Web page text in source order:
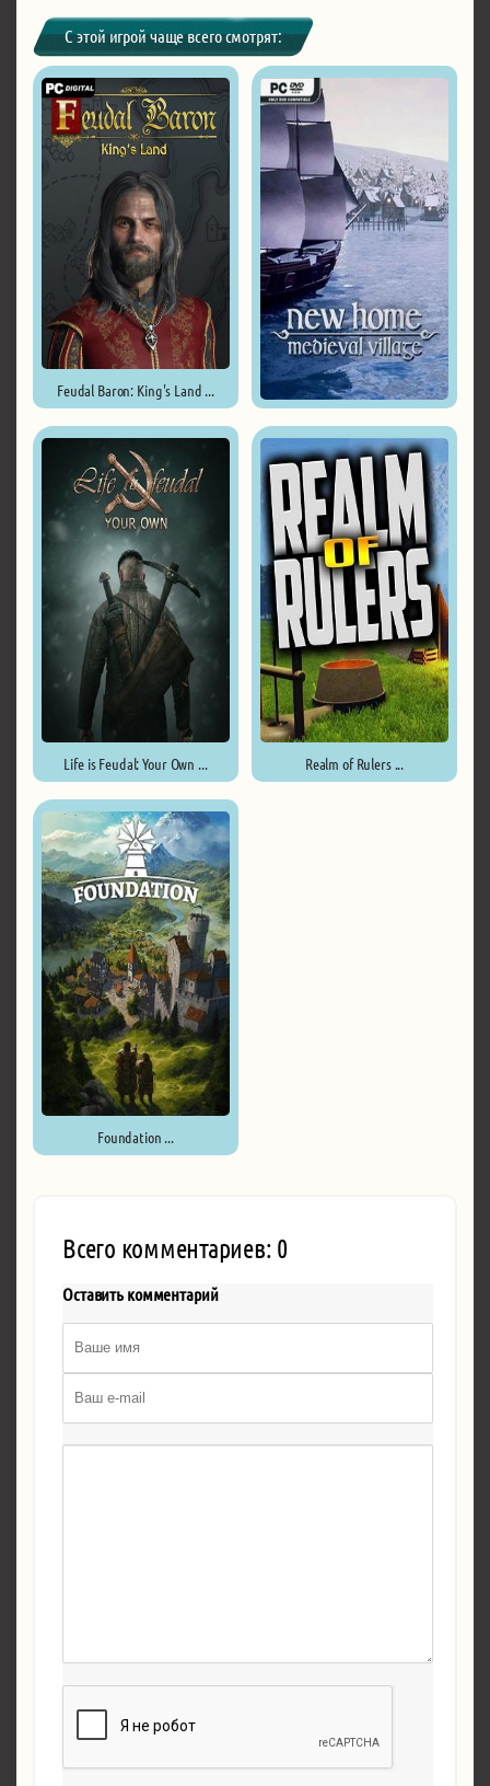
С этой игрой чаще всего смотрят:
Feudal Baron: King's Land ...
Life is Feudal: Your Own ... Realm of Rulers ...
Foundation ...
Всего комментариев: 0
Оставить комментарий